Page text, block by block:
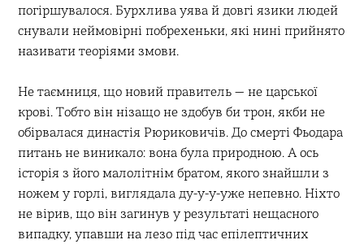
погіршувалося. Бурхлива уява й довгі язики людей
снували неймовірні побрехеньки, які нині прийнято
називати теоріями змови.
Не таємниця, що новий правитель — не царської
крові. Тобто він нізащо не здобув би трон, якби не
обірвалася династія Рюриковичів. До смерті Фьодара
питань не виникало: вона була природною. А ось
історія з його малолітнім братом, якого знайшли з
ножем у горлі, виглядала ду-у-у-уже непевно. Ніхто
не вірив, що він загинув у результаті нещасного
випадку, упавши на лезо під час епілептичних